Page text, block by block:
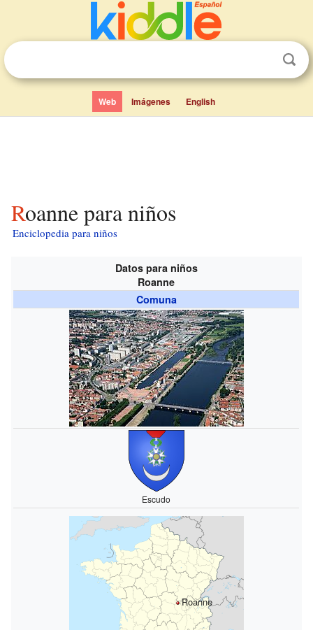
Web Imágenes English
Roanne para niños
Enciclopedia para niños
Datos para niños
Roanne
Comuna
Escudo
Roanne